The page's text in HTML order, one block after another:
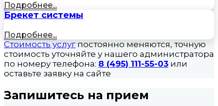
Подробнее...
Брекет системы
Подробнее...
Стоимость услугпостоянно меняются, точную
стоимость уточняйте у нашего администратора
по номеру телефона: 8 (495) 111-55-03 или
оставьте заявку на сайте
Запишитесь на прием